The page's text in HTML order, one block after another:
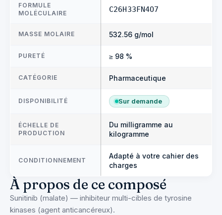
FORMULE
MOLÉCULAIRE
C26H33FN4O7
MASSE MOLAIRE 532.56 g/mol
PURETÉ ≥ 98 %
CATÉGORIE Pharmaceutique
DISPONIBILITÉ Sur demande
ÉCHELLE DE
PRODUCTION
Du milligramme au
kilogramme
CONDITIONNEMENT
Adapté à votre cahier des
charges
À propos de ce composé
Sunitinib (malate) — inhibiteur multi-cibles de tyrosine
kinases (agent anticancéreux).